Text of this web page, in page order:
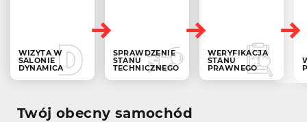
WIZYTA W
SALONIE
DYNAMICA
SPRAWDZENIE
STANU
TECHNICZNEGO
WERYFIKACJA
STANU
PRAWNEGO
Twój obecny samochód